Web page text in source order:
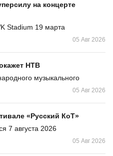
на концерте
Stadium 19 марта
05 Авг 2026
НТВ
музыкального
05 Авг 2026
«Русский КоТ»
7 августа 2026
05 Авг 2026